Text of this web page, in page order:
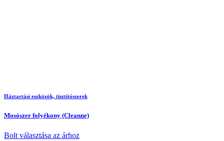
Háztartási eszközök, tisztítószerek
Mosószer folyékony (Cleanne)
Bolt választása az árhoz